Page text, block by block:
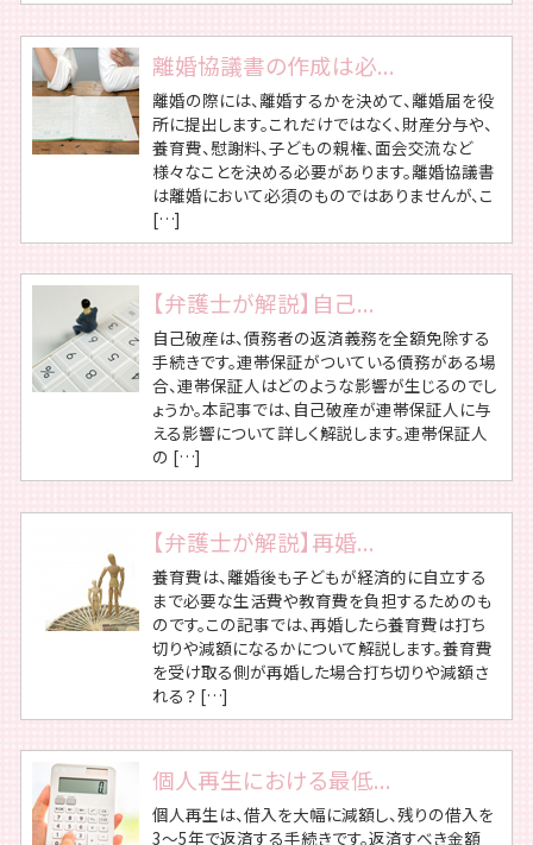
離婚協議書の作成は必...
離婚の際には、離婚するかを決めて、離婚届を役
所に提出します。これだけではなく、財産分与や、
養育費、慰謝料、子どもの親権、面会交流など
様々なことを決める必要があります。離婚協議書
は離婚において必須のものではありませんが、こ
[…]
【弁護士が解説】自己...
自己破産は、債務者の返済義務を全額免除する
手続きです。連帯保証がついている債務がある場
合、連帯保証人はどのような影響が生じるのでし
ょうか。本記事では、自己破産が連帯保証人に与
える影響について詳しく解説します。連帯保証人
の […]
【弁護士が解説】再婚...
養育費は、離婚後も子どもが経済的に自立する
まで必要な生活費や教育費を負担するためのも
のです。この記事では、再婚したら養育費は打ち
切りや減額になるかについて解説します。養育費
を受け取る側が再婚した場合打ち切りや減額さ
れる？ […]
個人再生における最低...
個人再生は、借入を大幅に減額し、残りの借入を
3～5年で返済する手続きです。返済すべき金額